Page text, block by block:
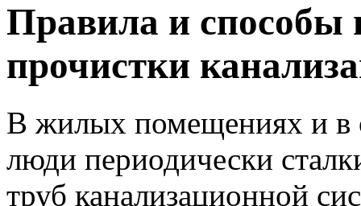
Правила и способы
прочистки
В жилых помещениях и в
люди периодически
труб канализационной